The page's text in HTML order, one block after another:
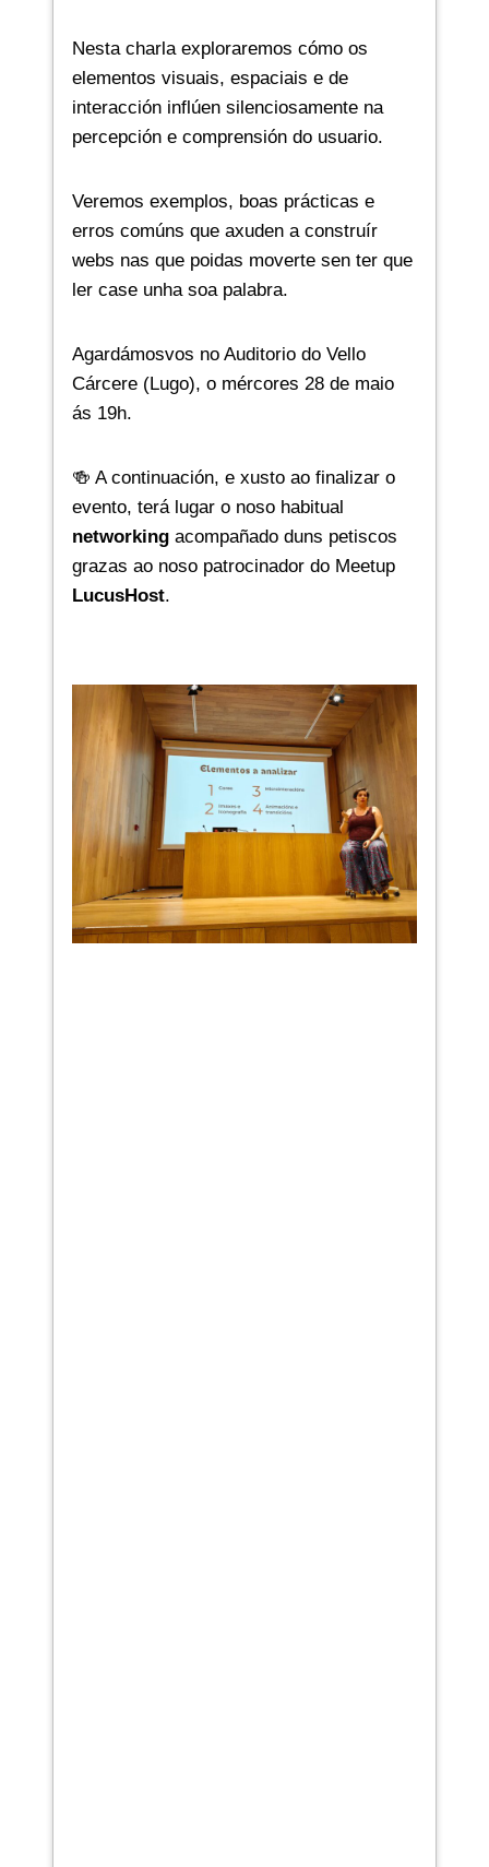
Nesta charla exploraremos cómo os
elementos visuais, espaciais e de
interacción inflúen silenciosamente na
percepción e comprensión do usuario.
Veremos exemplos, boas prácticas e
erros comúns que axuden a construír
webs nas que poidas moverte sen ter que
ler case unha soa palabra.
Agardámosvos no Auditorio do Vello
Cárcere (Lugo), o mércores 28 de maio
ás 19h.
🍻 A continuación, e xusto ao finalizar o
evento, terá lugar o noso habitual
networking acompañado duns petiscos
grazas ao noso patrocinador do Meetup
LucusHost.